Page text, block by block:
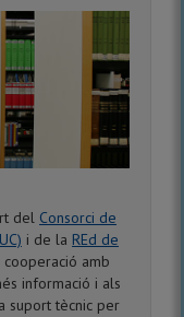
del Consorci de
i de la REd de
cooperació amb
informació i als
suport tècnic per